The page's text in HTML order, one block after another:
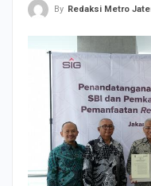
By Redaksi Metro